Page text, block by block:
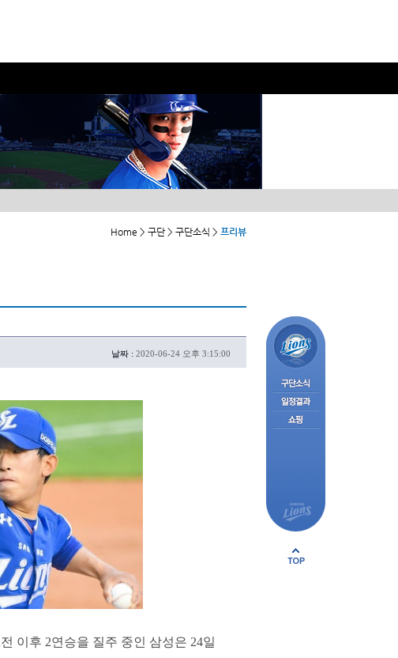
Home > 구단 > 구단소식 > 프리뷰
날짜 : 2020-06-24 오후 3:15:00
이후 2연승을 질주 중인 삼성은 24일